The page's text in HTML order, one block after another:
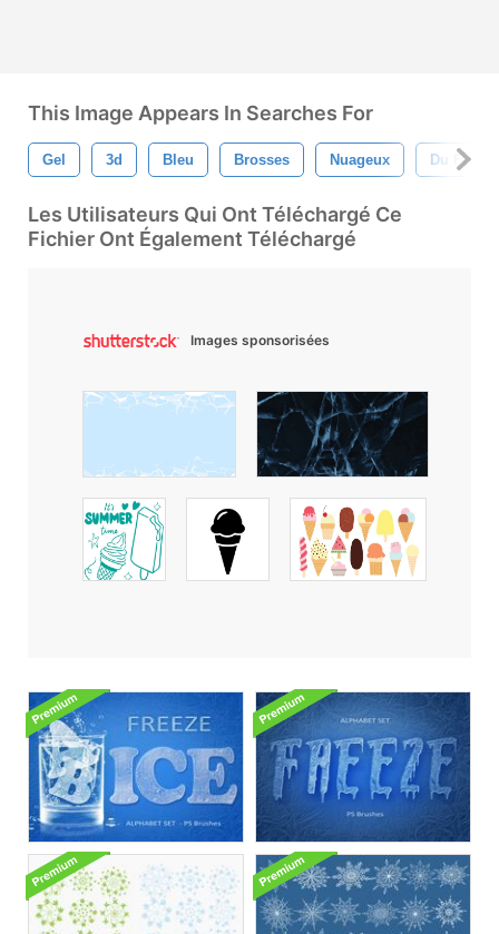
This Image Appears In Searches For
Gel 3d Bleu Brosses Nuageux Du Froid
Les Utilisateurs Qui Ont Téléchargé Ce
Fichier Ont Également Téléchargé
Images sponsorisées